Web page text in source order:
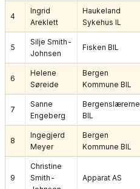
4
Ingrid
Areklett
Haukeland
Sykehus IL
5
Silje Smith-
Johnsen
Fisken BIL
6
Helene
Søreide
Bergen
Kommune BIL
7
Sanne
Engeberg
Bergenslærerne
BIL
8
Ingegjerd
Meyer
Bergen
Kommune BIL
9
Christine
Smith-
Apparat AS